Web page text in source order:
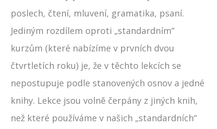
poslech, čtení, mluvení, gramatika, psaní.
Jediným rozdílem oproti „standardním“
kurzům (které nabízíme v prvních dvou
čtvrtletích roku) je, že v těchto lekcích se
nepostupuje podle stanovených osnov a jedné
knihy. Lekce jsou volně čerpány z jiných knih,
než které používáme v našich „standardních“